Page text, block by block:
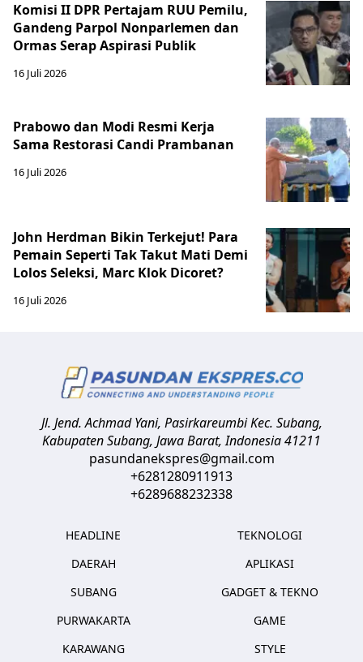
Komisi II DPR Pertajam RUU Pemilu,
Gandeng Parpol Nonparlemen dan
Ormas Serap Aspirasi Publik
16 Juli 2026
Prabowo dan Modi Resmi Kerja
Sama Restorasi Candi Prambanan
16 Juli 2026
John Herdman Bikin Terkejut! Para
Pemain Seperti Tak Takut Mati Demi
Lolos Seleksi, Marc Klok Dicoret?
16 Juli 2026
Jl. Jend. Achmad Yani, Pasirkareumbi Kec. Subang,
Kabupaten Subang, Jawa Barat,Indonesia41211
pasundanekspres@gmail.com
+6281280911913
+6289688232338
HEADLINE
DAERAH
SUBANG
PURWAKARTA
KARAWANG
TEKNOLOGI
APLIKASI
GADGET & TEKNO
GAME
STYLE